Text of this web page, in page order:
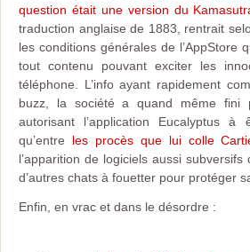
question était une version du
traduction anglaise de 1883, rentrait
les conditions générales de l’AppStore
tout contenu pouvant exciter les
téléphone. L’info ayant rapidement
buzz, la société a quand même fini
autorisant l’application Eucalyptus
qu’entre les procès que lui colle
l’apparition de logiciels aussi subversifs
d’autres chats à fouetter pour protéger
Enfin, en vrac et dans le désordre :